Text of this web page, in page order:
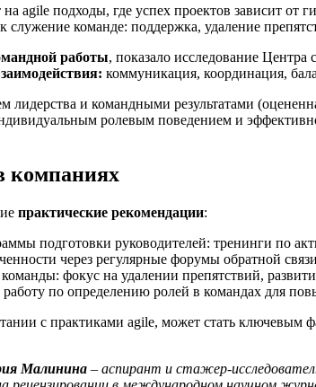
agile подходы, где успех проектов зависит от
служение команде: поддержка, удаление
работы, показало исследование Центра
коммуникация, координация,
лидерства и командными результатами
ролевым поведением и
компаниях
практические рекомендации:
подготовки руководителей: тренинги по
через регулярные форумы обратной
фокус на удалении препятствий,
по определению ролей в командах для
с практиками agile, может стать ключевым
Малинина – аспирант и стажер-